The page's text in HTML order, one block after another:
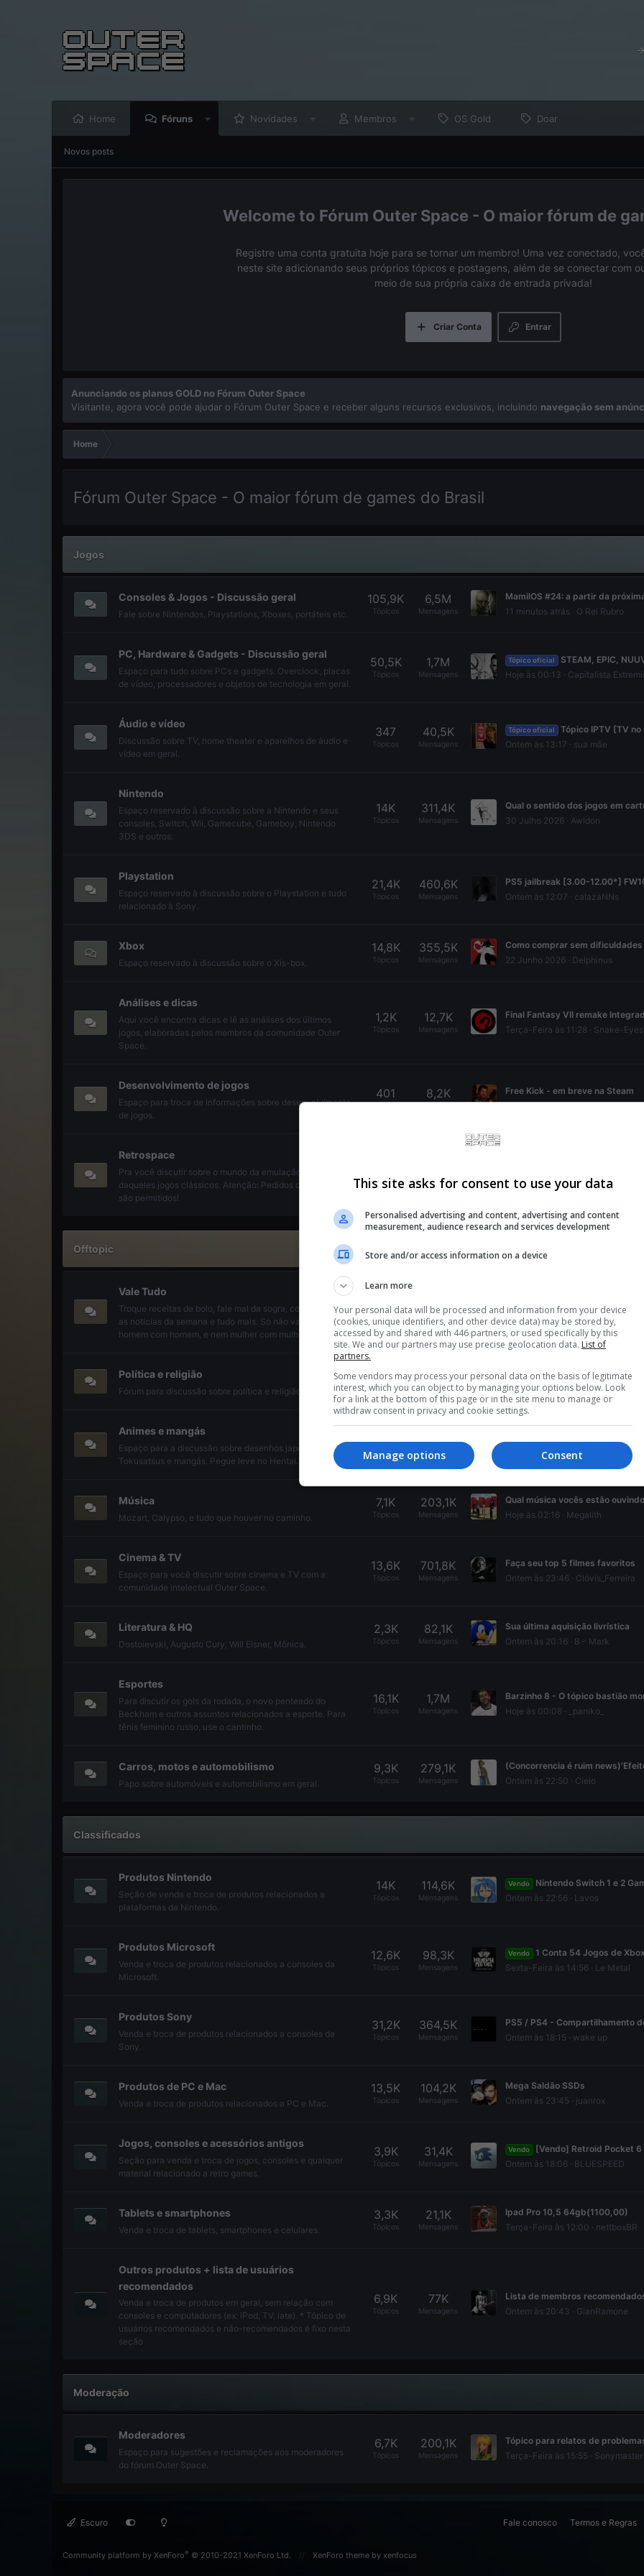
Home Fóruns Novidades Membros OS Gold Doar
Novos posts
Fórum Outer Space - O maior fórum de
Registre uma conta gratuita hoje para se tornar um membro! Uma vez conectado,
neste site adicionando seus próprios tópicos e postagens, além de se conectar com
meio de sua própria caixa de entrada privada!
Entrar
Criar Conta
Anunciando os planos GOLD no Fórum Outer Space
Visitante, agora você pode ajudar o Fórum Outer Space e receber alguns recursos exclusivos, incluindo navegação sem
Home
Fórum Outer Space - O maior fórum de games do Brasil
Jogos
Consoles & Jogos - Discussão geral
Fale sobre Nintendos, Playstations, Xboxes, portáteis etc. Tópicos
105,9K
Mensagens
6,5M
11 minutos atrás
O Rei Rubro
PC, Hardware & Gadgets - Discussão geral
Espaço para tudo sobre PCs e gadgets. Overclock, placas
de vídeo, processadores e objetos de tecnologia em geral.
Tópicos
50,5K
Mensagens
1,7M Tópico oficial
STEAM, EPIC, NUUVEM, ORIGIN, UPLAY, GOG, GAMERSGATE, GREEN MAN GAMING - Tópico de promoções da Master
Hoje às 00:13
Capitalista
Áudio e vídeo
Discussão sobre TV, home theater e aparelhos de áudio e
vídeo em geral.
Tópicos
347
Mensagens
40,5K Tópico oficial
Tópico IPTV [TV no seu PC/Android/iOS]
Ontem às 13:17
sua mãe
Nintendo
Espaço reservado à discussão sobre a Nintendo e seus
consoles, Switch, Wii, Gamecube, Gameboy, Nintendo
3DS e outros.
Tópicos
14K
Mensagens
311,4K
30 Julho 2026
Awldon
Playstation
Espaço reservado à discussão sobre o Playstation e tudo
relacionado à Sony.
Tópicos
21,4K
Mensagens
460,6K
Ontem às 12:07
calazaNNs
Xbox
Espaço reservado à discussão sobre o Xis-box. Tópicos
14,8K
Mensagens
355,5K
22 Junho 2026
Delphinus
Análises e dicas
Aqui você encontra dicas e lê as análises dos últimos
jogos, elaboradas pelos membros da comunidade Outer
Space.
Tópicos
1,2K
Mensagens
12,7K
Terça-Feira às 11:28
Snake-Eyes
Desenvolvimento de jogos
Espaço para troca de informações sobre desenvolvimento
de jogos.
Tópicos
401
Mensagens
8,2K
Free Kick - em breve na Steam
Segunda-Feira às 18:00 Freddie Mercury
Retrospace
Pra você discutir sobre o mundo da emulação e lembrar
daqueles jogos clássicos. Atenção: Pedidos de ROMS não
são permitidos!
Tópicos Mensagens
30 minutos atrás
EmuBoarding
Offtopic
Vale Tudo
Troque receitas de bolo, fale mal da sogra, comente sobre
as notícias da semana e tudo mais. Só não vale dançar
homem com homem, e nem mulher com mulher.
Tópicos
111,9K
Mensagens
4,7M
10 minutos atrás Yammark
Política e religião
Fórum para discussão sobre política e religião. Tópicos
18,1K
Mensagens
1,8M
Flavio Bolsonaro x Renan Santos
Hoje às 03:38
100 FISTS
Animes e mangás
Espaço para a discussão sobre desenhos japoneses,
Tokusatsus e mangás. Pegue leve no Hentai.
Tópicos
4,8K
Mensagens
369,7K
Quarta-Feira às 23:03
Xenoblade
Música
Mozart, Calypso, e tudo que houver no caminho. Tópicos
7,1K
Mensagens
203,1K
Hoje às 02:16
Megalith
Cinema & TV
Espaço para você discutir sobre cinema e TV com a
comunidade intelectual Outer Space.
Tópicos
13,6K
Mensagens
701,8K
Faça seu top 5 filmes favoritos
Ontem às 23:46
Clóvis_Ferreira
Literatura & HQ
Dostoievski, Augusto Cury, Will Eisner, Mônica. Tópicos
2,3K
Mensagens
82,1K
Sua última aquisição livrística
Ontem às 20:16
B - Mark
Esportes
Para discutir os gols da rodada, o novo penteado do
Beckham e outros assuntos relacionados a esporte. Para
tênis feminino russo, use o cantinho.
Tópicos
16,1K
Mensagens
1,7M
Hoje às 00:08
_paniko_
Carros, motos e automobilismo
Papo sobre automóveis e automobilismo em geral. Tópicos
9,3K
Mensagens
279,1K
Ontem às 22:50
Cielo
Classificados
Produtos Nintendo
Seção de venda e troca de produtos relacionados a
plataformas da Nintendo.
Tópicos
14K
Mensagens
114,6K Vendo
Nintendo Switch 1 e 2 Games - RE Requiem, Monster hunter, Sonic, Baten Kaitos, 13 Sentinels, Tales of Grace, No more
Ontem às 22:56
Lavos
Produtos Microsoft
Venda e troca de produtos relacionados a consoles da
Microsoft.
Tópicos
12,6K
Mensagens
98,3K Vendo
1 Conta 54 Jogos de Xbox One, Xbox 360 e Xbox R$100
Sexta-Feira às 14:56
Le Metal
Produtos Sony
Venda e troca de produtos relacionados a consoles da
Sony.
Tópicos
31,2K
Mensagens
364,5K
Ontem às 18:15
wake up
Produtos de PC e Mac
Venda e troca de produtos relacionados a PC e Mac. Tópicos
13,5K
Mensagens
104,2K
Mega Saldão SSDs
Ontem às 23:45
juanrox
Jogos, consoles e acessórios antigos
Seção para venda e troca de jogos, consoles e qualquer
material relacionado a retro games.
Tópicos
3,9K
Mensagens
31,4K Vendo
[Vendo] Retroid Pocket 6 Preto 8gb/128gb
Ontem às 18:06
BLUESPEED
Tablets e smartphones
Venda e troca de tablets, smartphones e celulares. Tópicos
3,3K
Mensagens
21,1K
Ipad Pro 10,5 64gb(1100,00)
Terça-Feira às 12:00
nettboxBR
Outros produtos + lista de usuários
recomendados
Venda e troca de produtos em geral, sem relação com
consoles e computadores (ex: iPod, TV, iate). * Tópico de
usuários recomendados e não-recomendados é fixo nesta
seção
Tópicos
6,9K
Mensagens
77K
Ontem às 20:43
GianRamone
Moderação
Moderadores
Espaço para sugestões e reclamações aos moderadores
do fórum Outer Space.
Tópicos
6,7K
Mensagens
200,1K
Terça-Feira às 15:55
Sonymaster
Escuro Fale conosco Termos e Regras
Community platform by XenForo® © 2010-2021 XenForo Ltd. XenForo theme by xenfocus
This site asks for consent to use your data
Personalised advertising and content, advertising and content
measurement, audience research and services development
Store and/or access information on a device
Learn more
Your personal data will be processed and information from your device
(cookies, unique identifiers, and other device data) may be stored by,
accessed by and shared with 446 partners, or used specifically by this
site. We and our partners may use precise geolocation data. List of
partners.
Some vendors may process your personal data on the basis of legitimate
interest, which you can object to by managing your options below. Look
for a link at the bottom of this page or in the site menu to manage or
withdraw consent in privacy and cookie settings.
Consent
Manage options